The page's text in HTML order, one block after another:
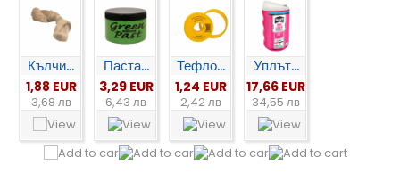
Кълчи...
1,88 EUR
3,68 лв
Паста...
3,29 EUR
6,43 лв
Тефло...
1,24 EUR
2,42 лв
Уплът...
17,66 EUR
34,55 лв